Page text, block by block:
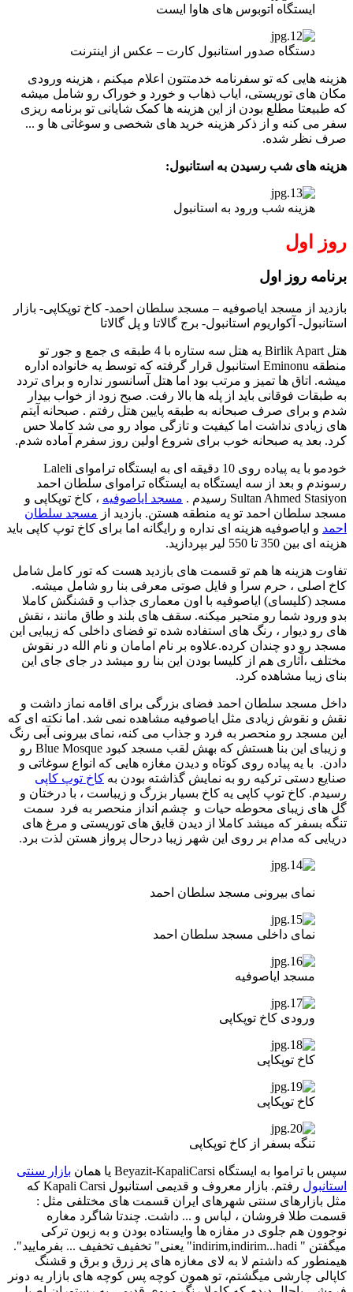
ایستگاه اتوبوس های هاوا ایست
دستگاه صدور استانبول کارت – عکس از اینترنت
هزینه هایی که تو سفرنامه خدمتتون اعلام میکنم ، هزینه ورودی
مکان های توریستی، ایاب ذهاب و خورد و خوراک رو شامل میشه
که طبیعتا مطلع بودن از این هزینه ها کمک شایانی تو برنامه ریزی
سفر می کنه و از ذکر هزینه خرید های شخصی و سوغاتی ها و ...
صرف نظر شده.
هزینه های شب رسیدن به استانبول:
هزینه شب ورود به استانبول
روز اول
برنامه روز اول
بازدید از مسجد ایاصوفیه – مسجد سلطان احمد- کاخ توپکاپی- بازار
استانبول- آکواریوم استانبول- برج گالاتا و پل گالاتا
هتل Birlik Apart یه هتل سه ستاره با 4 طبقه ی جمع و جور تو
منطقه Eminonu استانبول قرار گرفته که توسط یه خانواده اداره
میشه. اتاق ها تمیز و مرتب بود اما هتل آسانسور نداره و برای تردد
به طبقات فوقانی باید از پله ها بالا رفت. صبح زود از خواب بیدار
شدم و برای صرف صبحانه به طبقه پایین هتل رفتم . صبحانه آیتم
های زیادی نداشت اما کیفیت و تازگی مواد رو می شد کاملا حس
کرد. بعد یه صبحانه خوب برای شروع اولین روز سفرم آماده شدم.
خودمو با یه پیاده روی 10 دقیقه ای به ایستگاه تراموای Laleli
رسوندم و بعد از سه ایستگاه به ایستگاه تراموای سلطان احمد
Sultan Ahmed Stasiyon رسیدم .
مسجد ایاصوفیه ، کاخ توپکاپی و
مسجد سلطان احمد تو یه منطقه هستن. بازدید از مسجد سلطان
احمد و ایاصوفیه هزینه ای نداره و رایگانه اما برای کاخ توپ کاپی باید
هزینه ای بین 350 تا 550 لیر بپردازید.
تفاوت هزینه ها هم تو قسمت های بازدید هست که تور کامل شامل
کاخ اصلی ، حرم سرا و فایل صوتی معرفی بنا رو شامل میشه.
مسجد (کلیسای) ایاصوفیه با اون معماری جذاب و قشنگش کاملا
بدو ورود شما رو متحیر میکنه. سقف های بلند و طاق مانند ، نقش
های رو دیوار ، رنگ های استفاده شده تو فضای داخلی که زیبایی این
مسجد رو دو چندان کرده.علاوه بر نام امامان و نام الله در نقوش
مختلف ،آثاری هم از کلیسا بودن این بنا رو میشد در جای جای این
بنای زیبا مشاهده کرد.
داخل مسجد سلطان احمد فضای بزرگی برای اقامه نماز داشت و
نقش و نقوش زیادی مثل ایاصوفیه مشاهده نمی شد. اما نکته ای که
این مسجد رو منحصر به فرد و جذاب می کنه، نمای بیرونی آبی رنگ
و زیبای این بنا هستش که بهش لقب مسجد کبود Blue Mosque رو
دادن. با یه پیاده روی کوتاه و دیدن مغازه هایی که انواع سوغاتی و
صنایع دستی ترکیه رو به نمایش گذاشته بودن به کاخ توپ کاپی
رسیدم. کاخ توپ کاپی یه کاخ بسیار بزرگ و زیباست ، با درختان و
گل های زیبای محوطه حیات و چشم انداز منحصر به فرد سمت
تنگه بسفر که میشد کاملا از دیدن قایق های توریستی و مرغ های
دریایی که مدام بر روی این شهر زیبا درحال پرواز هستن لذت برد.
نمای بیرونی مسجد سلطان احمد
نمای داخلی مسجد سلطان احمد
مسجد ایاصوفیه
ورودی کاخ توپکاپی
کاخ توپکاپی
کاخ توپکاپی
تنگه بسفر از کاخ توپکاپی
سپس با تراموا به ایستگاه ‌Beyazit-KapaliCarsi یا همان
بازار سنتی
استانبول
رفتم. بازار معروف و قدیمی استانبول Kapali Carsi که
مثل بازارهای سنتی شهرهای ایران قسمت های مختلفی مثل :
قسمت طلا فروشان ، لباس و ... داشت. چندتا شاگرد مغاره
نوجوون هم جلوی در مفازه ها وایستاده بودن و به زبون ترکی
میگفتن " indirim,indirim...hadi" یعنی" تخفیف تخفیف ... بفرمایید".
هیمنطور که داشتم لا به لای مغازه های پر زرق و برق و قشنگ
کاپالی چارشی میگشتم، تو همون کوچه پس کوچه های بازار یه دونر